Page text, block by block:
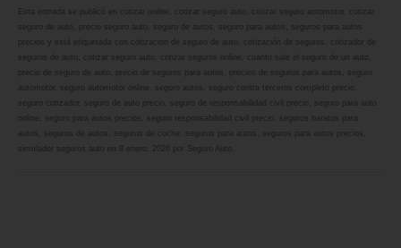
cotizar online cotizar seguro auto cotizar seguro automotor
cotizar
cotizacion de seguro de auto cotización de seguros
cotizador de
cotizar seguro auto cotizar seguros online
seguro cotizador
Seguro Auto